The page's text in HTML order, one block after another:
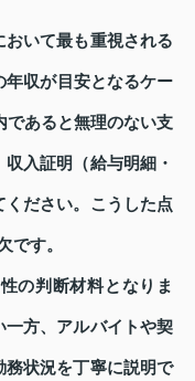
おいて最も重視される
年収が目安となるケー
であると無理のない支
入証明（給与明細・
ださい。こうした点
です。
の判断材料となりま
方、アルバイトや契
状況を丁寧に説明で